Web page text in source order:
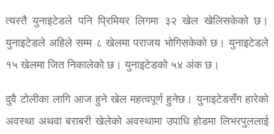
त्यस्तै युनाइटेडले पनि प्रिमियर लिगमा ३२ खेल खेलिसकेको छ।
युनाइटेडले अहिले सम्म ८ खेलमा पराजय भोगिसकेको छ। युनाइटेडले
१५ खेलमा जित निकालेको छ। युनाइटेडको ५४ अंक छ।
दुवै टोलीका लागि आज हुने खेल महत्वपूर्ण हुनेछ। युनाइटेडसँग हारेको
अवस्था अथवा बराबरी खेलेको अवस्थामा उपाधि होडमा लिभरपुललाई